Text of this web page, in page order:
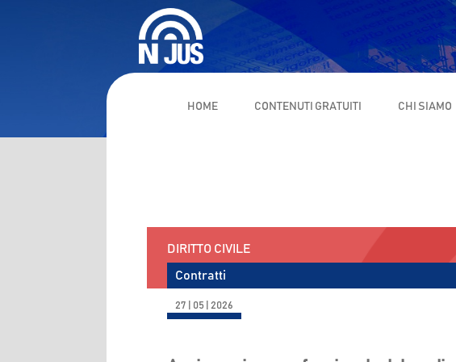
HOME CONTENUTI GRATUITI CHI SIAMO
DIRITTO CIVILE
Contratti
27 | 05 | 2026